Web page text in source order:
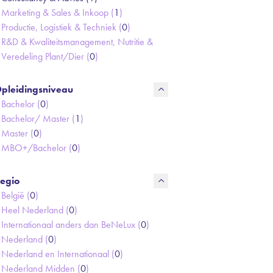
Marketing & Sales & Inkoop (1)
Productie, Logistiek & Techniek (0)
R&D & Kwaliteitsmanagement, Nutritie &
Veredeling Plant/Dier (0)
Bachelor (0)
Bachelor/ Master (1)
Master (0)
MBO+/Bachelor (0)
België (0)
Heel Nederland (0)
Internationaal anders dan BeNeLux (0)
Nederland (0)
Nederland en Internationaal (0)
Nederland Midden (0)